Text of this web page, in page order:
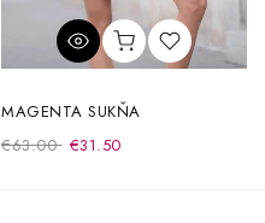
MAGENTA SUKŇA
€63.00 €31.50